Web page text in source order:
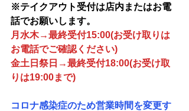
※テイクアウト受付は店内またはお電
話でお願いします。
月水木→最終受付15:00(お受け取りは
お電話でご確認ください)
金土日祭日→最終受付18:00(お受け取
りは19:00まで)
コロナ感染症のため営業時間を変更す